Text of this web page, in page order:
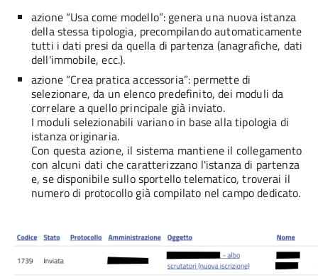
azione “Usa come modello”: genera una nuova istanza
della stessa tipologia, precompilando automaticamente
tutti i dati presi da quella di partenza (anagrafiche, dati
dell'immobile, ecc.).
azione “Crea pratica accessoria”: permette di
selezionare, da un elenco predefinito, dei moduli da
correlare a quello principale già inviato.
I moduli selezionabili variano in base alla tipologia di
istanza originaria.
Con questa azione, il sistema mantiene il collegamento
con alcuni dati che caratterizzano l'istanza di partenza
e, se disponibile sullo sportello telematico, troverai il
numero di protocollo già compilato nel campo dedicato.